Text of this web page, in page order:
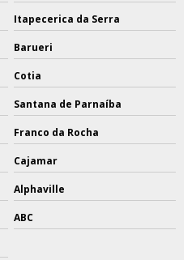
Itapecerica da Serra
Barueri
Cotia
Santana de Parnaíba
Franco da Rocha
Cajamar
Alphaville
ABC